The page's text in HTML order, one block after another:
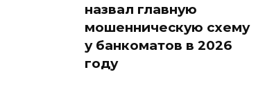
назвал главную
мошенническую схему
у банкоматов в 2026
году